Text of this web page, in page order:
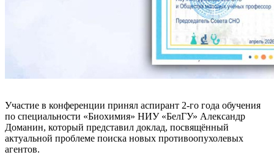
Участие в конференции принял аспирант 2-го года обучения
по специальности «Биохимия» НИУ «БелГУ» Александр
Доманин, который представил доклад, посвящённый
актуальной проблеме поиска новых противоопухолевых
агентов.